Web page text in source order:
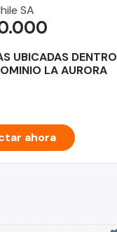
SA
UBICADAS DENTRO
LA AURORA
ahora